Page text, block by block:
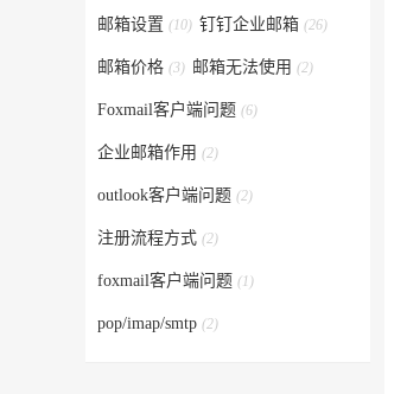
邮箱设置 (10) 钉钉企业邮箱 (26)
邮箱价格 (3) 邮箱无法使用 (2)
Foxmail客户端问题 (6)
企业邮箱作用 (2)
outlook客户端问题 (2)
注册流程方式 (2)
foxmail客户端问题 (1)
pop/imap/smtp (2)